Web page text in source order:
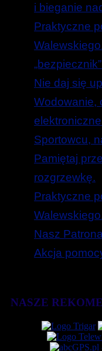
i bieganie
Praktyczne
Nie daj się
Wodowanie,
Sportowcu,
Pamiętaj
rozgrzewkę.
Praktyczne
Nasz
Akcja
NASZE